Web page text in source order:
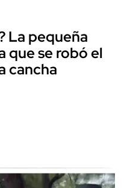
La pequeña
que se robó el
cancha